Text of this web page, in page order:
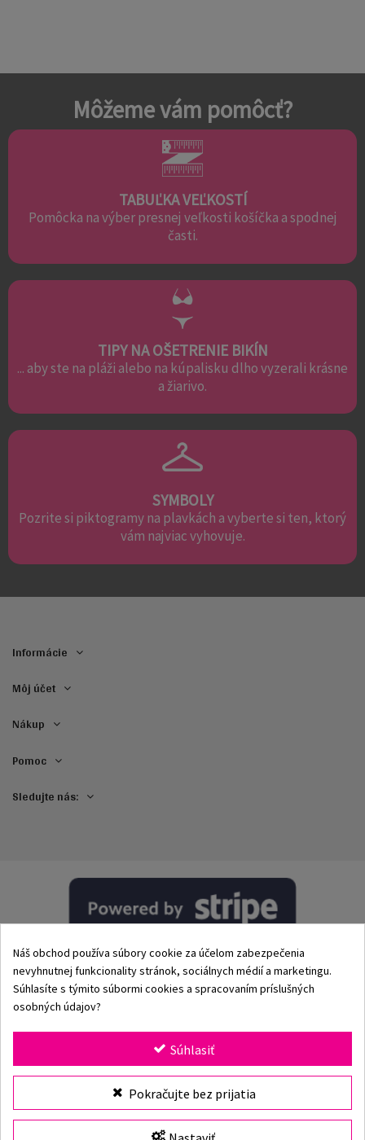
Môžeme vám pomôcť?
TABUĽKA VEĽKOSTÍ
Pomôcka na výber presnej veľkosti košíčka a spodnej
časti.
TIPY NA OŠETRENIE BIKÍN
... aby ste na pláži alebo na kúpalisku dlho vyzerali krásne
a žiarivo.
SYMBOLY
Pozrite si piktogramy na plavkách a vyberte si ten, ktorý
vám najviac vyhovuje.
Informácie
Môj účet
Nákup
Pomoc
Sledujte nás:
© 2002–2026 Origami-Bikini Kft. Všetky práva vyhradené.
Origami Bikini– prémiové dámske plavky a bikiny priamo
od výrobcu. Objav našu kolekciu pre rok 2026 s klasickými
aj modernými strihmi, jedinečnými vzormi a kvalitnými
plavkami vyrobenými z prvotriednych materiálov. Viac ako
Náš obchod používa súbory cookie za účelom zabezpečenia
nevyhnutnej funkcionality stránok, sociálnych médií a marketingu.
Súhlasíte s týmito súbormi cookies a spracovaním príslušných
osobných údajov?
Súhlasiť
Pokračujte bez prijatia